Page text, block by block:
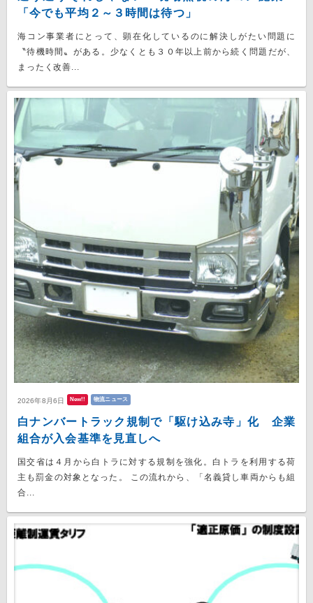
「今でも平均２～３時間は待つ」
海コン事業者にとって、顕在化しているのに解決しがたい問題に
〝待機時間〟がある。少なくとも３０年以上前から続く問題だが、
まったく改善...
2026年8月6日 New!! 物流ニュース
白ナンバートラック規制で「駆け込み寺」化 企業
組合が入会基準を見直しへ
国交省は４月から白トラに対する規制を強化。白トラを利用する荷
主も罰金の対象となった。 この流れから、「名義貸し車両からも組
合...